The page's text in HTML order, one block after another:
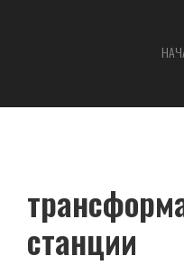
станции